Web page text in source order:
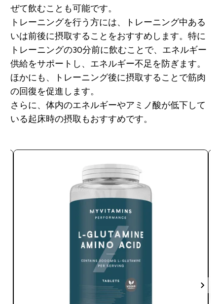
ぜて飲むことも可能です。
トレーニングを行う方には、トレーニング中ある
いは前後に摂取することをおすすめします。特に
トレーニングの30分前に飲むことで、エネルギー
供給をサポートし、エネルギー不足を防ぎます。
ほかにも、トレーニング後に摂取することで筋肉
の回復を促進します。
さらに、体内のエネルギーやアミノ酸が低下して
いる起床時の摂取もおすすめです。